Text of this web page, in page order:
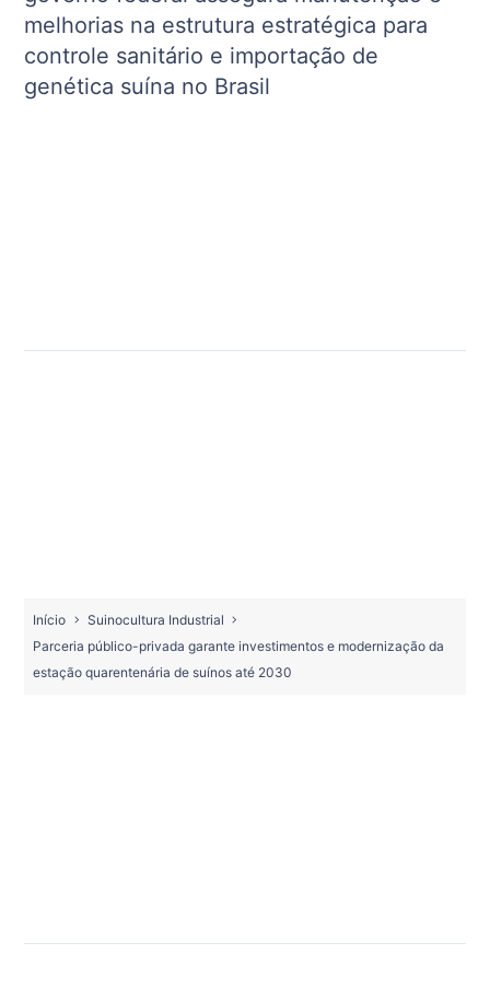
melhorias na estrutura estratégica para
controle sanitário e importação de
genética suína no Brasil
Início
Suinocultura Industrial
Parceria público-privada garante investimentos e modernização da
estação quarentenária de suínos até 2030